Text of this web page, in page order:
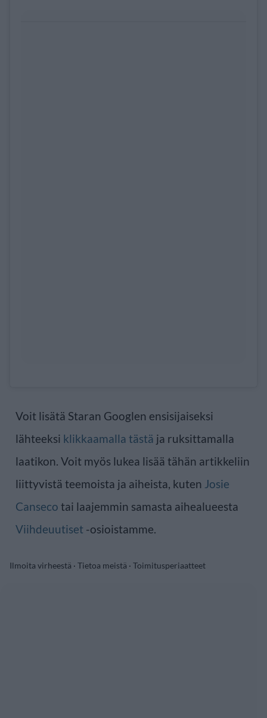
Voit lisätä Staran Googlen ensisijaiseksi
lähteeksi klikkaamalla tästä ja ruksittamalla
laatikon. Voit myös lukea lisää tähän artikkeliin
liittyvistä teemoista ja aiheista, kuten Josie
Canseco tai laajemmin samasta aihealueesta
Viihdeuutiset -osioistamme.
Ilmoita virheestä · Tietoa meistä · Toimitusperiaatteet